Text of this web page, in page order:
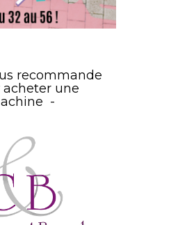
recommande
acheter une